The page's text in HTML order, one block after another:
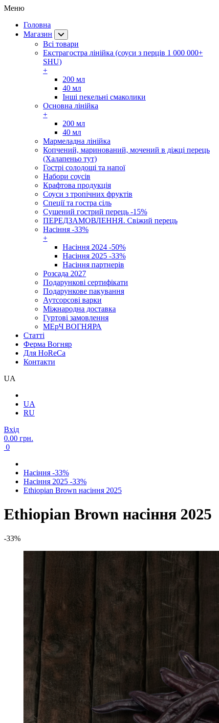
Меню
Головна
Магазин
Всі товари
Екстрагостра лінійка (соуси з перців 1 000 000+
SHU)
+
200 мл
40 мл
Інші пекельні смаколики
Основна лінійка
+
200 мл
40 мл
Мармеладна лінійка
Копчений, маринований, мочений в діжці перець
(Халапеньо тут)
Гострі солодощі та напої
Набори соусів
Крафтова продукція
Соуси з тропічних фруктів
Спеції та гостра сіль
Сушений гострий перець -15%
ПЕРЕДЗАМОВЛЕННЯ. Свіжий перець
Насіння -33%
+
Насіння 2024 -50%
Насіння 2025 -33%
Насіння партнерів
Розсада 2027
Подарункові сертифікати
Подарункове пакування
Аутсорсові варки
Міжнародна доставка
Гуртові замовлення
МЕрЧ ВОГНЯРА
Cтатті
Ферма Вогняр
Для HoReCa
Контакти
UA
UA
RU
Вхід
0.00 грн.
0
Насіння -33%
Насіння 2025 -33%
Ethiopian Brown насіння 2025
Ethiopian Brown насіння 2025
-33%